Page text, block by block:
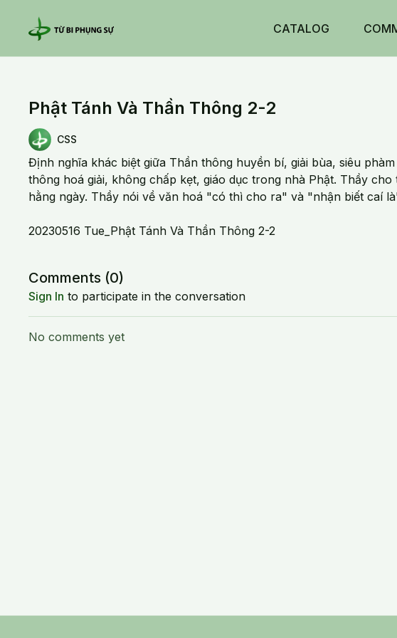
CATALOG
Phật Tánh Và Thần Thông 2-2
CSS
Định nghĩa khác biệt giữa Thần thông huyền bí, giải bùa, siêu
thông hoá giải, không chấp kẹt, giáo dục trong nhà Phật. Thầy
hằng ngày. Thầy nói về văn hoá "có thì cho ra" và "nhận biết caí
20230516 Tue_Phật Tánh Và Thần Thông 2-2
Comments (0)
Sign In to participate in the conversation
No comments yet